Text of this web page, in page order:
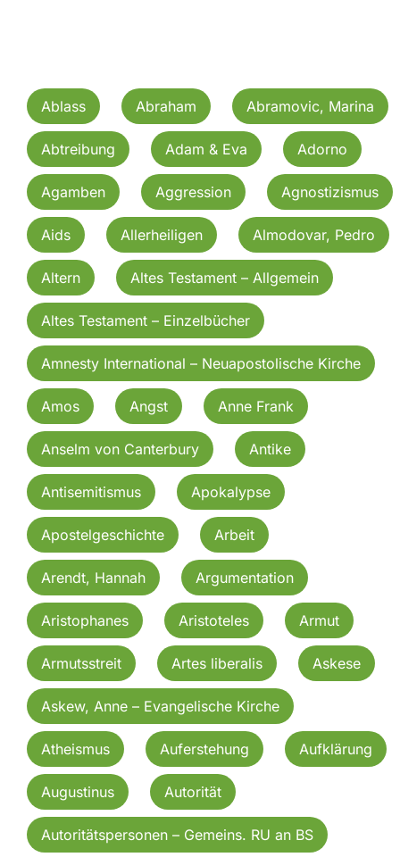
Ablass Abraham Abramovic, Marina
Abtreibung Adam & Eva Adorno
Agamben Aggression Agnostizismus
Aids Allerheiligen Almodovar, Pedro
Altern Altes Testament – Allgemein
Altes Testament – Einzelbücher
Amnesty International – Neuapostolische Kirche
Amos Angst Anne Frank
Anselm von Canterbury Antike
Antisemitismus Apokalypse
Apostelgeschichte Arbeit
Arendt, Hannah Argumentation
Aristophanes Aristoteles Armut
Armutsstreit Artes liberalis Askese
Askew, Anne – Evangelische Kirche
Atheismus Auferstehung Aufklärung
Augustinus Autorität
Autoritätspersonen – Gemeins. RU an BS